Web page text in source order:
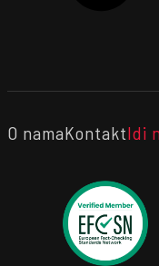
O namaKontaktIdi